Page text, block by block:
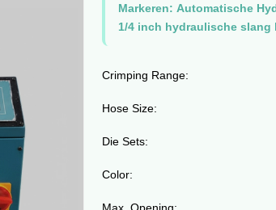
Markeren: Automatische
1/4 inch hydraulische slang
Crimping Range:
Hose Size:
Die Sets:
Color: